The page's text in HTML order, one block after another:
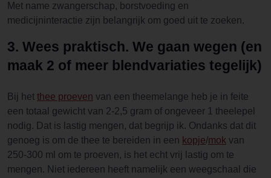
Met name zwangerschap, borstvoeding en
medicijninteractie zijn belangrijk om goed uit te zoeken.
3. Wees praktisch. We gaan wegen (en
maak 2 of meer blendvariaties tegelijk)
Bij het thee proeven van een theemelange heb je in feite
een totaal gewicht van 2-2,5 gram of ongeveer 1 theelepel
nodig. Dat is lastig mengen, dat begrijp ik. Ondanks dat dit
genoeg is om de thee te bereiden in een kopje/mok van
250-300 ml om te proeven, is het echt vrij lastig om te
mengen. Niet iedereen heeft namelijk een weegschaal die